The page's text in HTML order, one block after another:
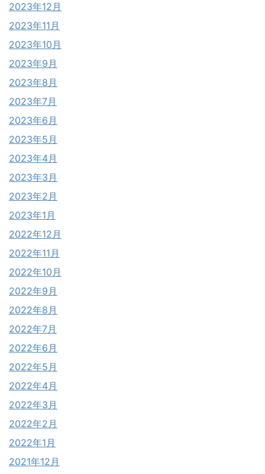
2023年12月
2023年11月
2023年10月
2023年9月
2023年8月
2023年7月
2023年6月
2023年5月
2023年4月
2023年3月
2023年2月
2023年1月
2022年12月
2022年11月
2022年10月
2022年9月
2022年8月
2022年7月
2022年6月
2022年5月
2022年4月
2022年3月
2022年2月
2022年1月
2021年12月